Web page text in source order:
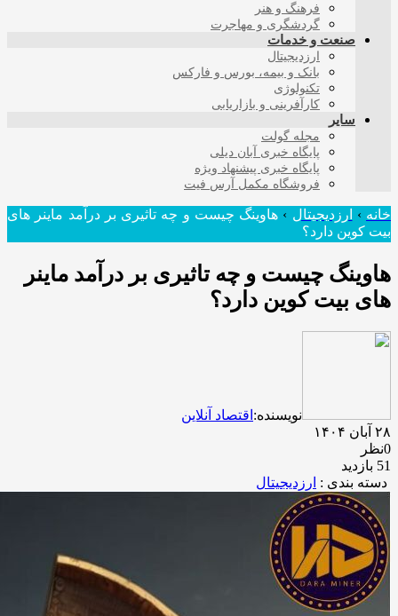
فرهنگ و هنر
گردشگری و مهاجرت
صنعت و خدمات
ارزدیجیتال
بانک و بیمه، بورس و فارکس
تکنولوژی
کارآفرینی و بازاریابی
سایر
مجله گولت
پایگاه خبری آبان دیلی
پایگاه خبری پیشنهاد ویژه
فروشگاه مکمل آرس فیت
خانه › ارزدیجیتال › هاوینگ چیست و چه تاثیری بر درآمد ماینر های
بیت کوین دارد؟
هاوینگ چیست و چه تاثیری بر درآمد ماینر
های بیت کوین دارد؟
نویسنده: اقتصاد آنلاین
۲۸ آبان ۱۴۰۴
0نظر
51 بازدید
دسته بندی : ارزدیجیتال